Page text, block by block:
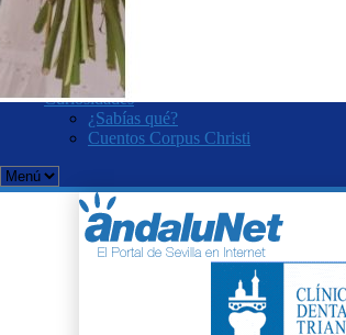
Velá de Santa Ana
KOOZA. Cirque du Soleil
Curro Romero
Salvador Távora
Curiosidades
¿Sabías qué?
Cuentos Corpus Christi